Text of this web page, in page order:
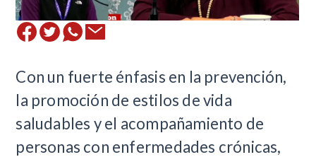
Con un fuerte énfasis en la prevención,
la promoción de estilos de vida
saludables y el acompañamiento de
personas con enfermedades crónicas,